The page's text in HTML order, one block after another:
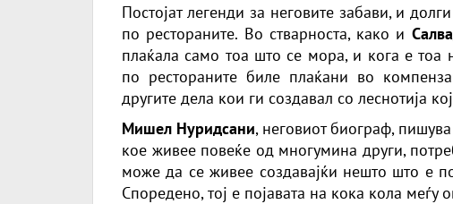
Постојат легенди за неговите забави, и
по рестораните. Во стварноста, како и
плаќала само тоа што се мора, и кога е тоа
по рестораните биле плаќани во
другите дела кои ги создавал со леснотија
Мишел Нуридсани, неговиот биограф,
кое живее повеќе од многумина други,
може да се живее создавајќи нешто што е
Споредено, тој е појавата на кока кола меѓу